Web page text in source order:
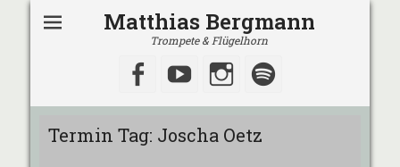
Matthias Bergmann
Trompete & Flügelhorn
Facebook
YouTubeInstagram
Termin Tag: Joscha Oetz